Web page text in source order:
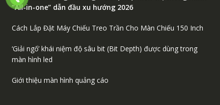
“All-in-one” dẫn đầu xu hướng 2026
Cách Lắp Đặt Máy Chiếu Treo Trần Cho Màn Chiếu 150 Inch
‘Giải ngố’ khái niệm độ sâu bit (Bit Depth) được dùng trong
màn hình led
Giới thiệu màn hình quảng cáo